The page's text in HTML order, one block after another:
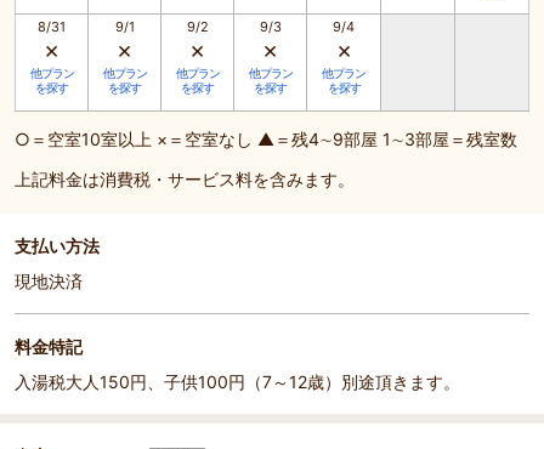
8/31
×
他プラン
を探す
9/1
×
他プラン
を探す
9/2
×
他プラン
を探す
9/3
×
他プラン
を探す
9/4
×
他プラン
を探す
○＝空室10室以上 ×＝空室なし ▲＝残4∼9部屋 1∼3部屋＝残室数
上記料金は消費税・サービス料を含みます。
支払い方法
現地決済
料金特記
入湯税大人150円、子供100円（7～12歳）別途頂きます。